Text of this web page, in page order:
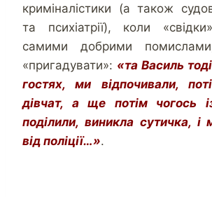
криміналістики (а також
та психіатрії), коли
самими добрими
«пригадувати»: «та Василь
гостях, ми відпочивали,
дівчат, а ще потім чогось
поділили, виникла сутичка, і
від поліції…».